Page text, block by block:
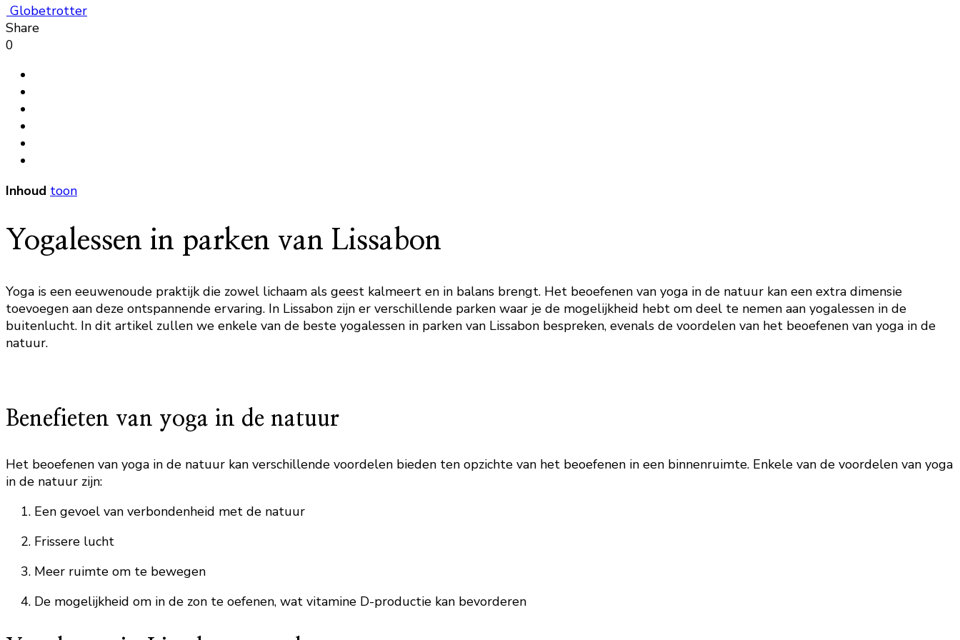
Globetrotter
Share
0
Inhoud toon
Yogalessen in parken van Lissabon
Yoga is een eeuwenoude praktijk die zowel lichaam als geest kalmeert en in balans brengt. Het beoefenen van yoga in de natuur kan een extra dimensie
toevoegen aan deze ontspannende ervaring. In Lissabon zijn er verschillende parken waar je de mogelijkheid hebt om deel te nemen aan yogalessen in de
buitenlucht. In dit artikel zullen we enkele van de beste yogalessen in parken van Lissabon bespreken, evenals de voordelen van het beoefenen van yoga in de
natuur.
Benefieten van yoga in de natuur
Het beoefenen van yoga in de natuur kan verschillende voordelen bieden ten opzichte van het beoefenen in een binnenruimte. Enkele van de voordelen van yoga
in de natuur zijn:
Een gevoel van verbondenheid met de natuur
Frissere lucht
Meer ruimte om te bewegen
De mogelijkheid om in de zon te oefenen, wat vitamine D-productie kan bevorderen